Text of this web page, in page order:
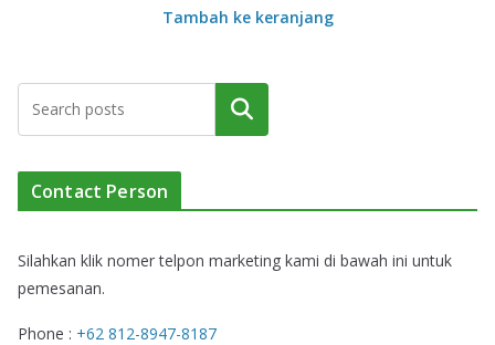
Tambah ke keranjang
Cari
Contact Person
Silahkan klik nomer telpon marketing kami di bawah ini untuk
pemesanan.
Phone : +62 812-8947-8187